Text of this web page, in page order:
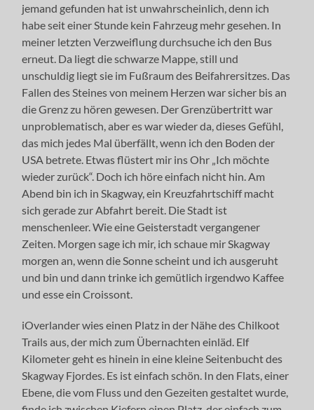
jemand gefunden hat ist unwahrscheinlich, denn ich
habe seit einer Stunde kein Fahrzeug mehr gesehen. In
meiner letzten Verzweiflung durchsuche ich den Bus
erneut. Da liegt die schwarze Mappe, still und
unschuldig liegt sie im Fußraum des Beifahrersitzes. Das
Fallen des Steines von meinem Herzen war sicher bis an
die Grenz zu hören gewesen. Der Grenzübertritt war
unproblematisch, aber es war wieder da, dieses Gefühl,
das mich jedes Mal überfällt, wenn ich den Boden der
USA betrete. Etwas flüstert mir ins Ohr „Ich möchte
wieder zurück“. Doch ich höre einfach nicht hin. Am
Abend bin ich in Skagway, ein Kreuzfahrtschiff macht
sich gerade zur Abfahrt bereit. Die Stadt ist
menschenleer. Wie eine Geisterstadt vergangener
Zeiten. Morgen sage ich mir, ich schaue mir Skagway
morgen an, wenn die Sonne scheint und ich ausgeruht
und bin und dann trinke ich gemütlich irgendwo Kaffee
und esse ein Croissont.
iOverlander wies einen Platz in der Nähe des Chilkoot
Trails aus, der mich zum Übernachten einläd. Elf
Kilometer geht es hinein in eine kleine Seitenbucht des
Skagway Fjordes. Es ist einfach schön. In den Flats, einer
Ebene, die vom Fluss und den Gezeiten gestaltet wurde,